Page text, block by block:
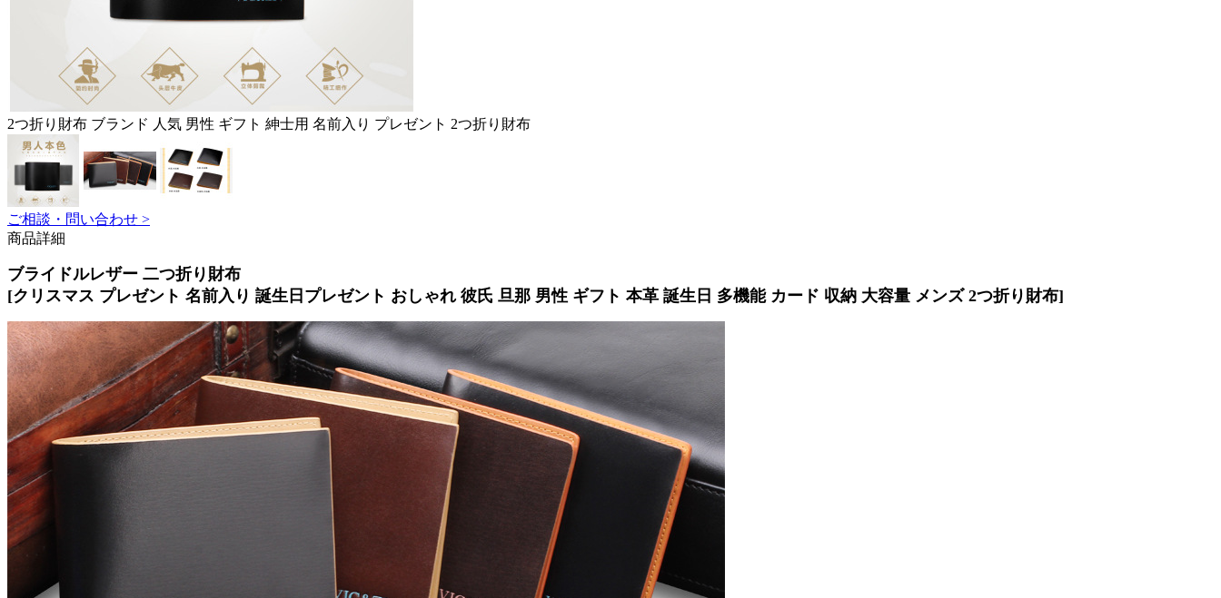
2つ折り財布 ブランド 人気 男性 ギフト 紳士用 名前入り プレゼント 2つ折り財布
ご相談・問い合わせ >
商品詳細
ブライドルレザー 二つ折り財布
[クリスマス プレゼント 名前入り 誕生日プレゼント おしゃれ 彼氏 旦那 男性 ギフト 本革 誕生日 多機能 カード 収納 大容量 メンズ 2つ折り財布]